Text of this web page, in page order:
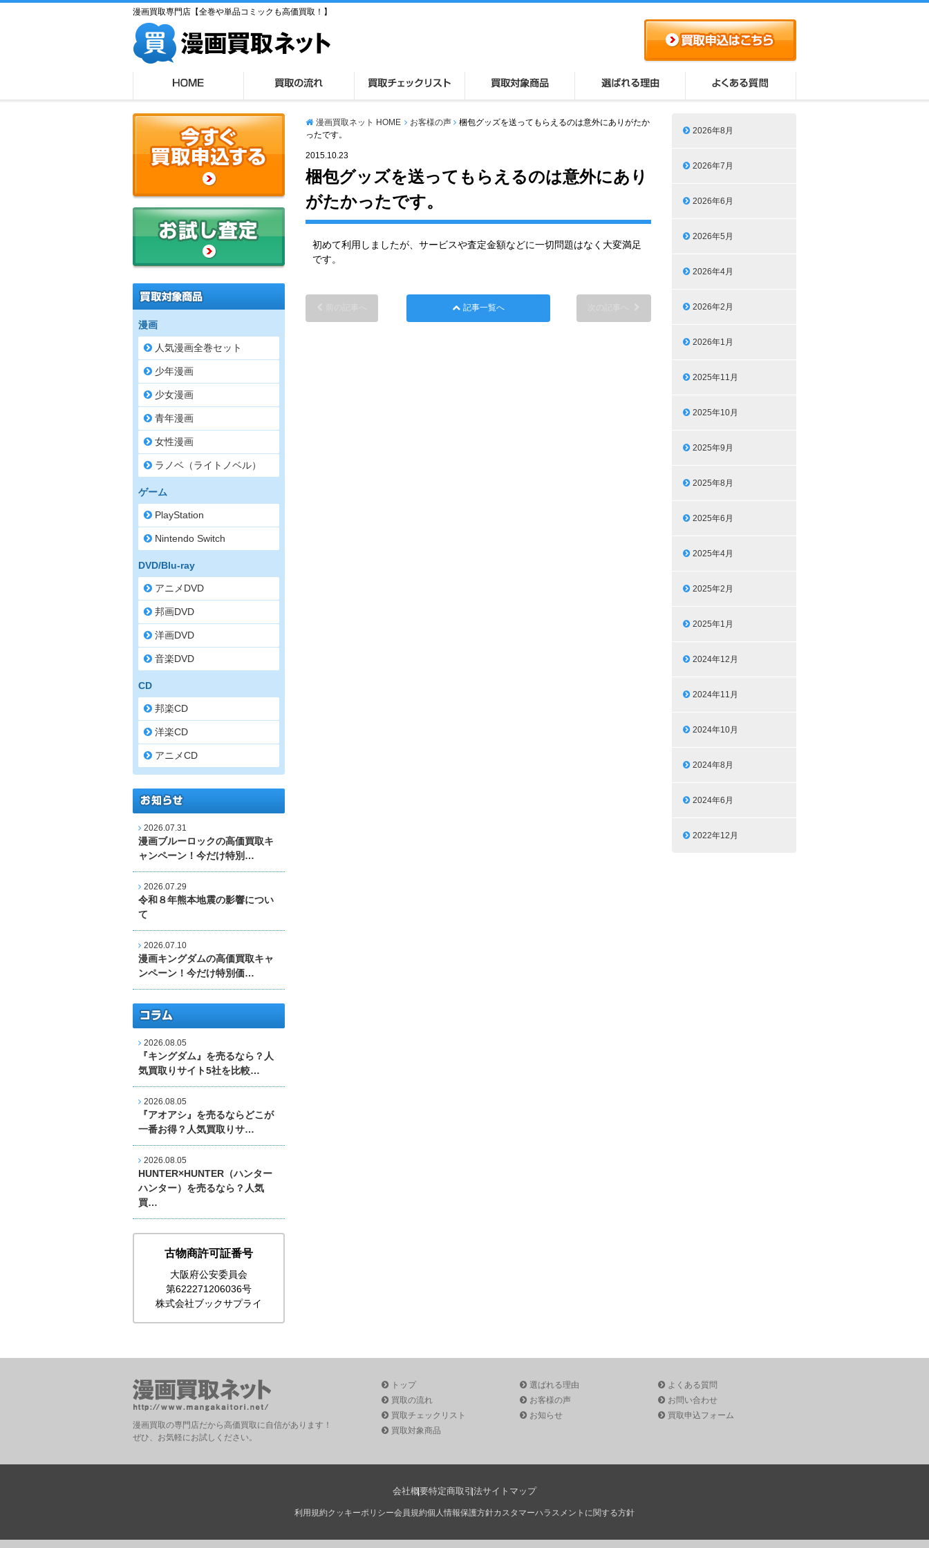
漫画買取専門店【全巻や単品コミックも高価買取！】
漫画買取ネット HOME お客様の声
梱包グッズを送ってもらえるのは意外にありがたか
ったです。
2015.10.23
梱包グッズを送ってもらえるのは意外にあり
がたかったです。
初めて利用しましたが、サービスや査定金額などに一切問題はなく大変満足
です。
記事一覧へ
2026年8月
2026年7月
2026年6月
2026年5月
2026年4月
2026年2月
2026年1月
2025年11月
2025年10月
2025年9月
2025年8月
2025年6月
2025年4月
2025年2月
2025年1月
2024年12月
2024年11月
2024年10月
2024年8月
2024年6月
2022年12月
漫画
人気漫画全巻セット
少年漫画
少女漫画
青年漫画
女性漫画
ラノベ（ライトノベル）
ゲーム
PlayStation
Nintendo Switch
DVD/Blu-ray
アニメDVD
邦画DVD
洋画DVD
音楽DVD
CD
邦楽CD
洋楽CD
アニメCD
2026.07.31
漫画ブルーロックの高価買取キ
ャンペーン！今だけ特別…
2026.07.29
令和８年熊本地震の影響につい
て
2026.07.10
漫画キングダムの高価買取キャ
ンペーン！今だけ特別価…
2026.08.05
『キングダム』を売るなら？人
気買取りサイト5社を比較…
2026.08.05
『アオアシ』を売るならどこが
一番お得？人気買取りサ…
2026.08.05
HUNTER×HUNTER（ハンター
ハンター）を売るなら？人気
買…
古物商許可証番号
大阪府公安委員会
第622271206036号
株式会社ブックサプライ
漫画買取の専門店だから高価買取に自信があります！
ぜひ、お気軽にお試しください。
トップ
買取の流れ
買取チェックリスト
買取対象商品
選ばれる理由
お客様の声
お知らせ
よくある質問
お問い合わせ
買取申込フォーム
会社概要特定商取引法サイトマップ
利用規約クッキーポリシー会員規約個人情報保護方針カスタマーハラスメントに関する方針